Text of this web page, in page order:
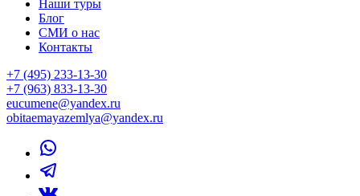
Наши туры
Блог
СМИ о нас
Контакты
+7 (495) 233-13-30
+7 (963) 833-13-30
eucumene@yandex.ru
obitaemayazemlya@yandex.ru